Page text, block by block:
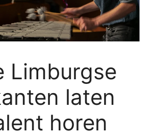
Limburgse
laten
horen